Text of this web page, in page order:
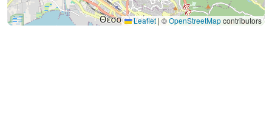
Leaflet | ©OpenStreetMapcontributors